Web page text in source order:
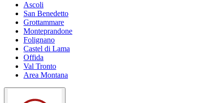
Ascoli
San Benedetto
Grottammare
Monteprandone
Folignano
Castel di Lama
Offida
Val Tronto
Area Montana